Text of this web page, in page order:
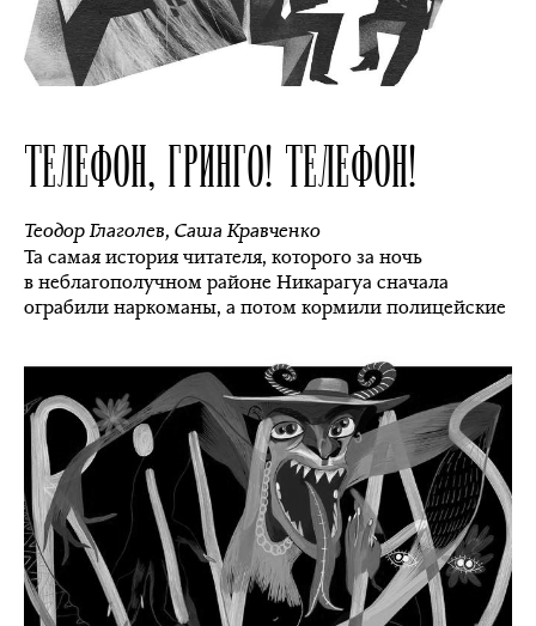
ТЕЛЕФОН, ГРИНГО! ТЕЛЕФОН!
Теодор Глаголев, Саша Кравченко
Та самая история читателя, которого за ночь
в неблагополучном районе Никарагуа сначала
ограбили наркоманы, а потом кормили полицейские